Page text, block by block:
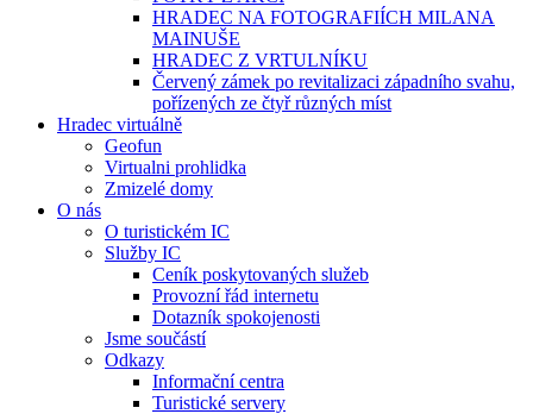
HRADEC NA FOTOGRAFIÍCH MILANA
MAINUŠE
HRADEC Z VRTULNÍKU
Červený zámek po revitalizaci západního svahu,
pořízených ze čtyř různých míst
Hradec virtuálně
Geofun
Virtualni prohlidka
Zmizelé domy
O nás
O turistickém IC
Služby IC
Ceník poskytovaných služeb
Provozní řád internetu
Dotazník spokojenosti
Jsme součástí
Odkazy
Informační centra
Turistické servery